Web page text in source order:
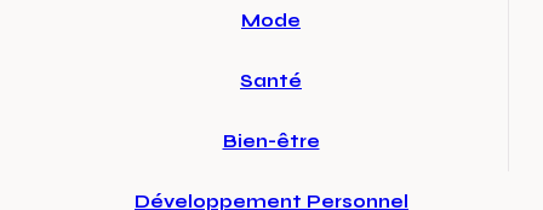
Mode
Santé
Bien-être
Développement Personnel